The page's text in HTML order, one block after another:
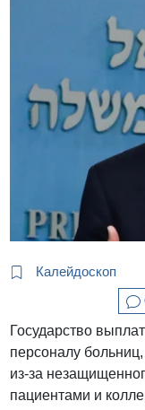
Калейдоскоп
Государство
персоналу
из-за
пациентами и